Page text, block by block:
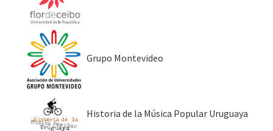
Grupo Montevideo
Historia de la Música Popular Uruguaya